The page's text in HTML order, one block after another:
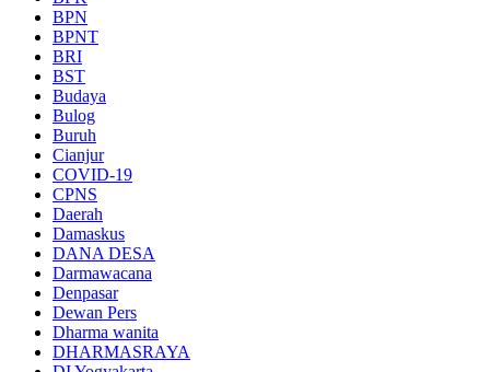
BPN
BPNT
BRI
BST
Budaya
Bulog
Buruh
Cianjur
COVID-19
CPNS
Daerah
Damaskus
DANA DESA
Darmawacana
Denpasar
Dewan Pers
Dharma wanita
DHARMASRAYA